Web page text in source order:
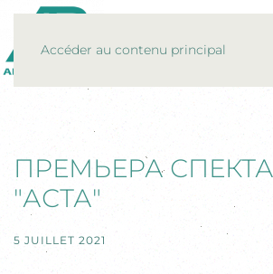
Accéder au contenu principal
ПРЕМЬЕРА
"АСТА"
5 JUILLET 2021